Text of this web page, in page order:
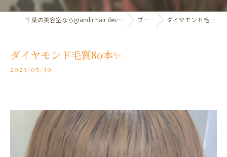
千葉の美容室ならgrandir hair design by germe ブログ ダイヤモンド毛質80本✨
ダイヤモンド毛質80本✨
2023/05/30